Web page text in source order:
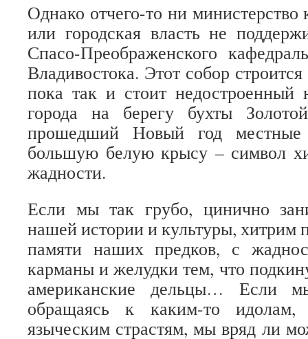
Однако отчего-то ни министерство
или городская власть не
Спасо-Преображенского
Владивостока. Этот собор
пока так и стоит недостроенный
города на берегу бухты
прошедший Новый год местные
большую белую крысу – символ
жадности.
Если мы так грубо, цинично
нашей истории и культуры,
памяти наших предков, с
карманы и желудки тем, что
американские дельцы… Если
обращаясь к каким-то
языческим страстям, мы вряд ли